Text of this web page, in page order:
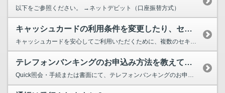
以下をご参照ください。 →ネットデビット（口座振替方式）
キャッシュカードの利用条件を変更したり、セキュリティを高めるにはどうしたら...
キャッシュカードを安心してご利用いただくために、複数のセキュリティ対策をご用意しております。 ...
テレフォンバンキングのお申込み方法を教えてください。
Quick照会・手続または書面にて、テレフォンバンキングのお申込みをいただけます。 ...